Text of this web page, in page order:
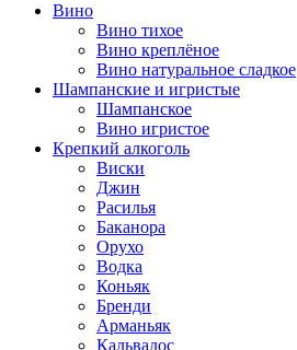
Вино
Вино тихое
Вино креплёное
Вино натуральное сладкое
Шампанские и игристые
Шампанское
Вино игристое
Крепкий алкоголь
Виски
Джин
Расилья
Баканора
Орухо
Водка
Коньяк
Бренди
Арманьяк
Кальвадос